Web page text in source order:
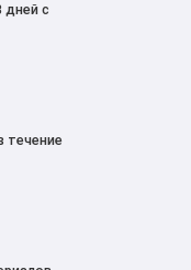
дней с
течение